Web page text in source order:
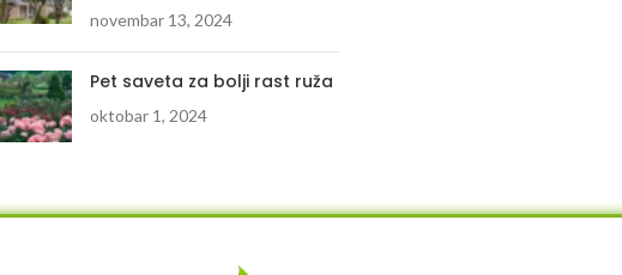
novembar 13, 2024
Pet saveta za bolji rast ruža
oktobar 1, 2024